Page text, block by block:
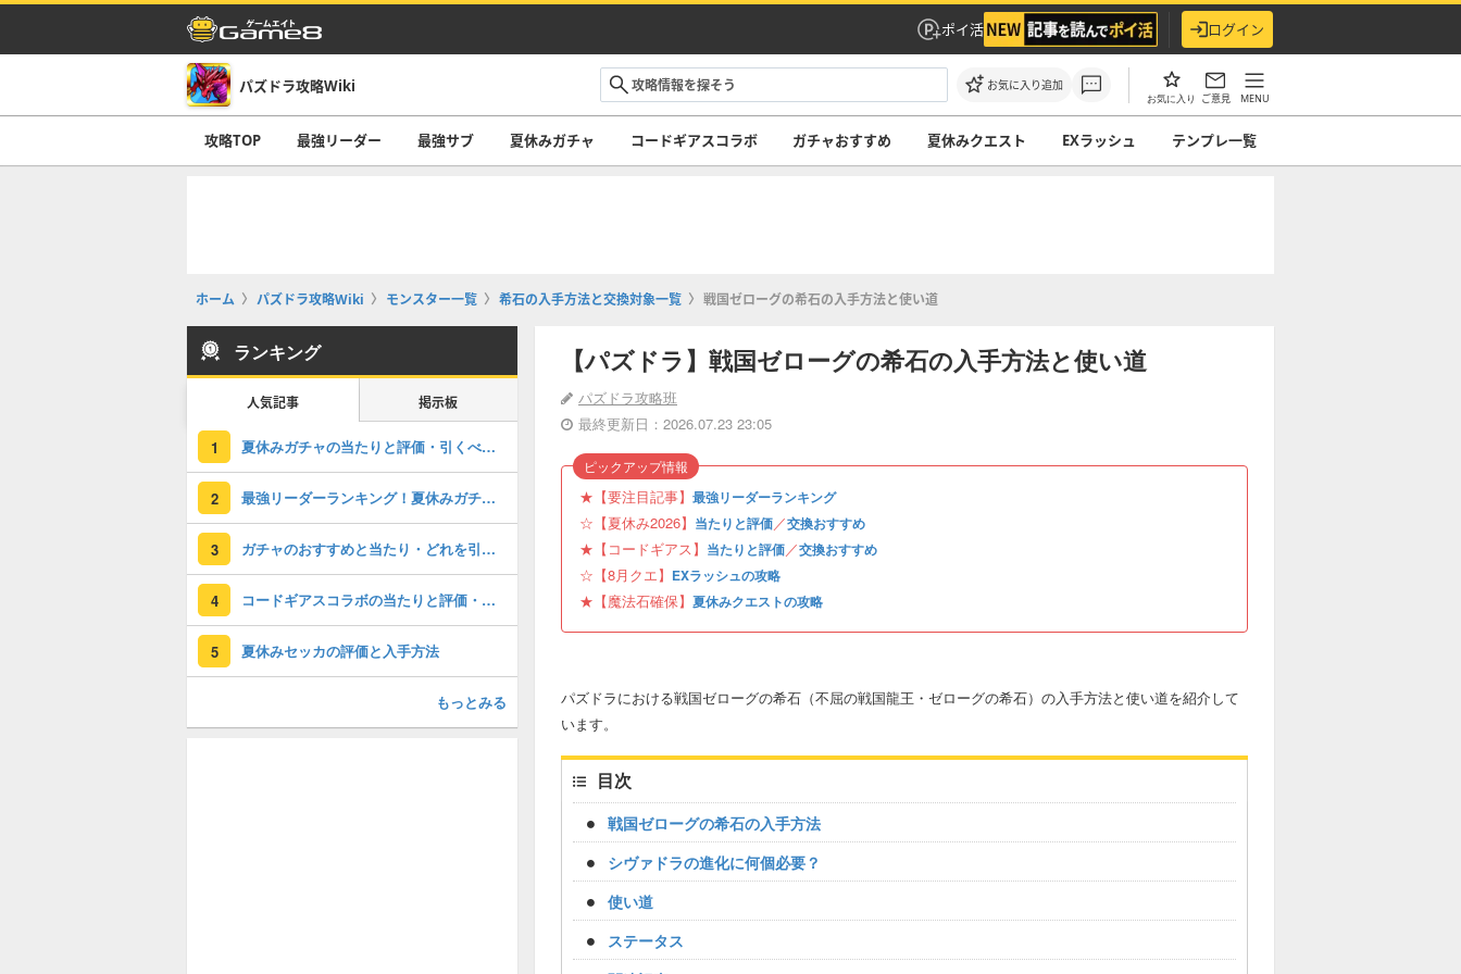
ポイ活 ログイン
パズドラ攻略Wiki お気に入り追加
お気に入り ご意見 MENU
攻略TOP 最強リーダー 最強サブ 夏休みガチャ コードギアスコラボ ガチャおすすめ 夏休みクエスト EXラッシュ テンプレ一覧
ホーム パズドラ攻略Wiki モンスター一覧 希石の入手方法と交換対象一覧 戦国ゼローグの希石の入手方法と使い道
【パズドラ】戦国ゼローグの希石の入手方法と使い道
パズドラ攻略班
最終更新日：2026.07.23 23:05
★【要注目記事】 最強リーダーランキング
☆【夏休み2026】 当たりと評価／交換おすすめ
★【コードギアス】 当たりと評価／交換おすすめ
☆【8月クエ】 EXラッシュの攻略
★【魔法石確保】 夏休みクエストの攻略
ピックアップ情報
パズドラにおける戦国ゼローグの希石（不屈の戦国龍王・ゼローグの希石）の入手方法と使い道を紹介して
います。
目次
戦国ゼローグの希石の入手方法
シヴァドラの進化に何個必要？
使い道
ステータス
ランキング
人気記事 掲示板
1 夏休みガチャの当たりと評価・引くべき？
2 最強リーダーランキング！夏休みガチャの評価掲載
3 ガチャのおすすめと当たり・どれを引くべき？
4 コードギアスコラボの当たりと評価・引くべき？
5 夏休みセッカの評価と入手方法
もっとみる